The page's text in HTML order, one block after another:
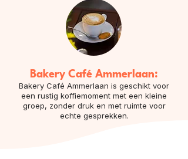
Bakery Café Ammerlaan:
Bakery Café Ammerlaan is geschikt voor
een rustig koffiemoment met een kleine
groep, zonder druk en met ruimte voor
echte gesprekken.